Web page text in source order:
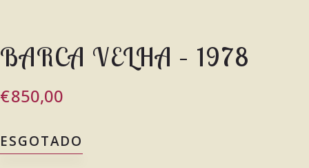
BARCA VELHA – 1978
€850,00
ESGOTADO